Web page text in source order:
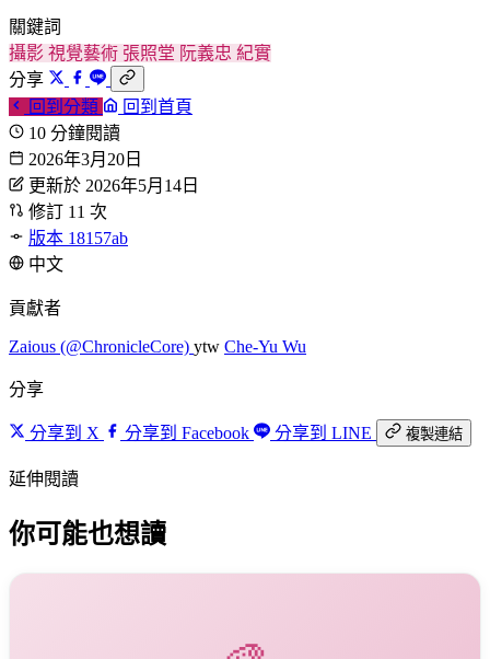
關鍵詞
攝影 視覺藝術 張照堂 阮義忠 紀實
分享
回到分類
回到首頁
10 分鐘閱讀
2026年3月20日
更新於 2026年5月14日
修訂 11 次
版本 18157ab
中文
貢獻者
Zaious (@ChronicleCore) ytw Che-Yu Wu
分享
分享到 X 分享到 Facebook 分享到 LINE 複製連結
延伸閱讀
你可能也想讀